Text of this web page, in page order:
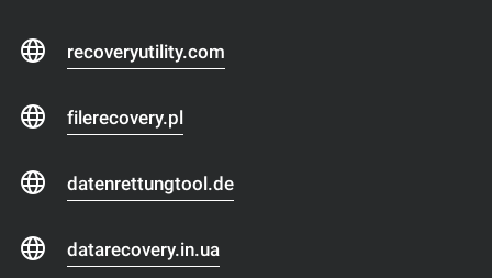
recoveryutility.com
filerecovery.pl
datenrettungtool.de
datarecovery.in.ua